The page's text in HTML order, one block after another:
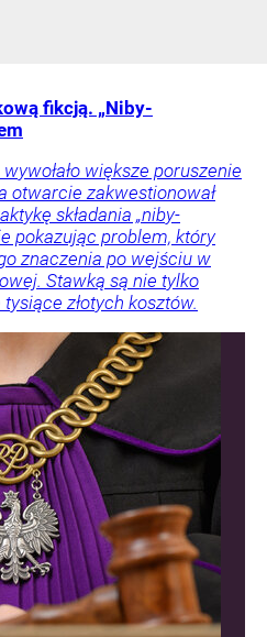
fikcją. „Niby-
większe poruszenie
otwarcie zakwestionował
składania „niby-
pokazując problem, który
znaczenia po wejściu w
Stawką są nie tylko
złotych kosztów.